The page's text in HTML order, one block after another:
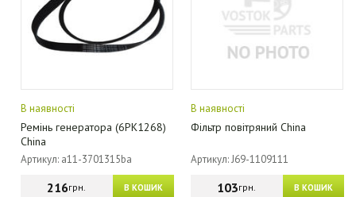
В наявності
Ремінь генератора (6PK1268)
China
Артикул: a11-3701315ba
В КОШИК
216грн.
В наявності
Фільтр повітряний China
Артикул: J69-1109111
В КОШИК
103грн.